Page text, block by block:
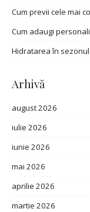
Cum previi cele mai
Cum adaugi
Hidratarea în
Arhivă
august 2026
iulie 2026
iunie 2026
mai 2026
aprilie 2026
martie 2026